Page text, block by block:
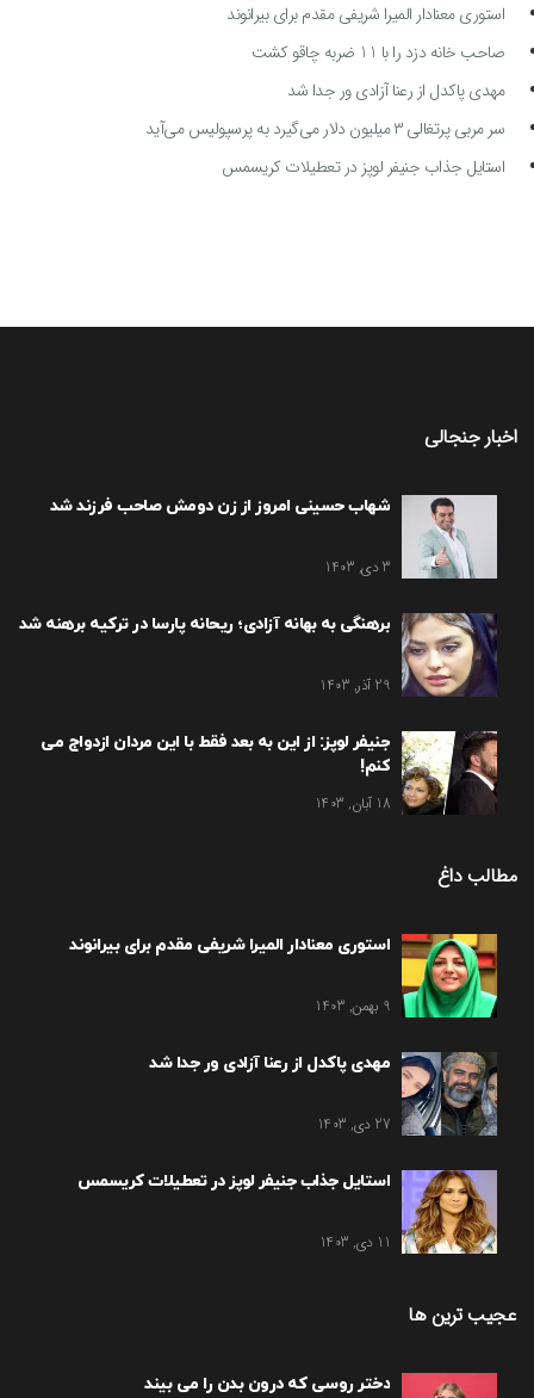
استوری معنادار المیرا شریفی مقدم برای بیرانوند
صاحب خانه دزد را با 11 ضربه چاقو کشت
مهدی پاکدل از رعنا آزادی ور جدا شد
سر مربی پرتغالی ۳ میلیون دلار می‌گیرد به پرسپولیس می‌آید
استایل جذاب جنیفر لوپز در تعطیلات کریسمس
اخبار جنجالی
شهاب حسینی امروز از زن دومش صاحب فرزند شد
3 دی, 1403
برهنگی به بهانه آزادی؛ ریحانه پارسا در ترکیه برهنه شد
29 آذر, 1403
جنیفر لوپز: از این به بعد فقط با این مردان ازدواج می
کنم!
18 آبان, 1403
مطالب داغ
استوری معنادار المیرا شریفی مقدم برای بیرانوند
9 بهمن, 1403
مهدی پاکدل از رعنا آزادی ور جدا شد
27 دی, 1403
استایل جذاب جنیفر لوپز در تعطیلات کریسمس
11 دی, 1403
عجیب ترین ها
دختر روسی که درون بدن را می بیند